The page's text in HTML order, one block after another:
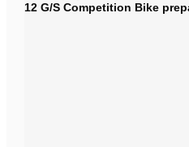
12 G/S Competition Bike